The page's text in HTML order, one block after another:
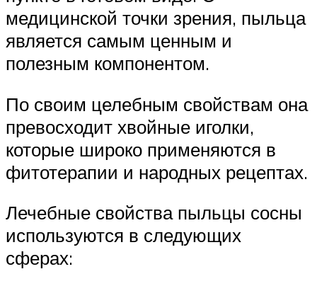
медицинской точки зрения, пыльца
является самым ценным и
полезным компонентом.
По своим целебным свойствам она
превосходит хвойные иголки,
которые широко применяются в
фитотерапии и народных рецептах.
Лечебные свойства пыльцы сосны
используются в следующих
сферах: